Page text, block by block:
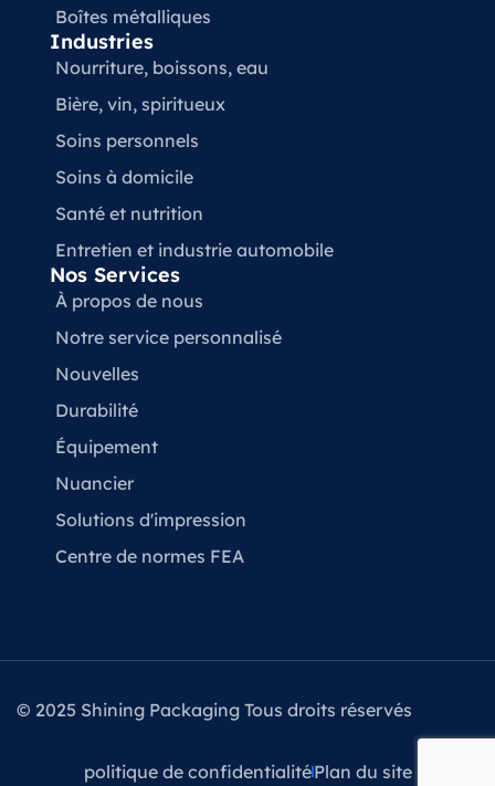
Boîtes métalliques
Industries
Nourriture, boissons, eau
Bière, vin, spiritueux
Soins personnels
Soins à domicile
Santé et nutrition
Entretien et industrie automobile
Nos Services
À propos de nous
Notre service personnalisé
Nouvelles
Durabilité
Équipement
Nuancier
Solutions d'impression
Centre de normes FEA
© 2025 Shining Packaging Tous droits réservés
politique de confidentialitéPlan du site